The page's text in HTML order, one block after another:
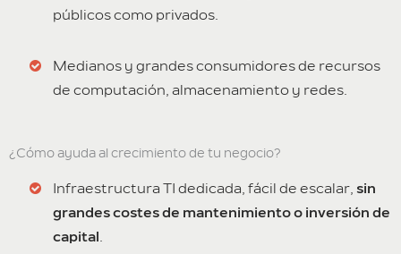
públicos como privados.
Medianos y grandes consumidores de recursos
de computación, almacenamiento y redes.
¿Cómo ayuda al crecimiento de tu negocio?
Infraestructura TI dedicada, fácil de escalar,sin
grandes costes de mantenimiento o inversión de
capital.